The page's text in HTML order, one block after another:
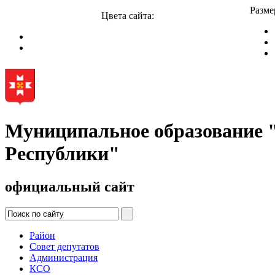
Цвета сайта:
Муниципальное
Республики"
официальный сайт
Район
Совет депутатов
Администрация
КСО